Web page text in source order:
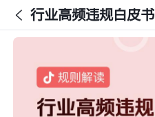
行业高频违规白皮书